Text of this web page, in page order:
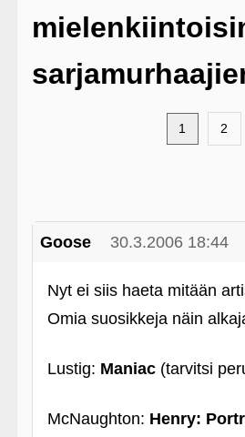
1 2
Goose 30.3.2006 18:44
Nyt ei siis haeta mitään
Omia suosikkeja näin
Lustig: Maniac(tarvitsi
McNaughton: Henry: